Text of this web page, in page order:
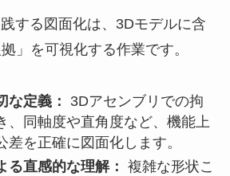
する図面化は、3Dモデルに含
」を可視化する作業です。
な定義：
3Dアセンブリでの拘
、同軸度や直角度など、機能上
差を正確に図面化します。
る直感的な理解： 複雑な形状こ